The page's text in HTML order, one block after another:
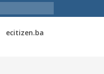
ecitizen.ba